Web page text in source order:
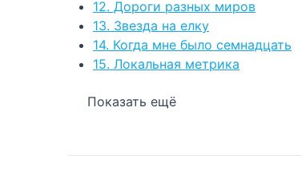
12. Дороги разных миров
13. Звезда на елку
14. Когда мне было семнадцать
15. Локальная метрика
Показать ещё